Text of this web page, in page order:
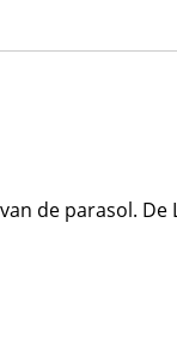
de parasol. De